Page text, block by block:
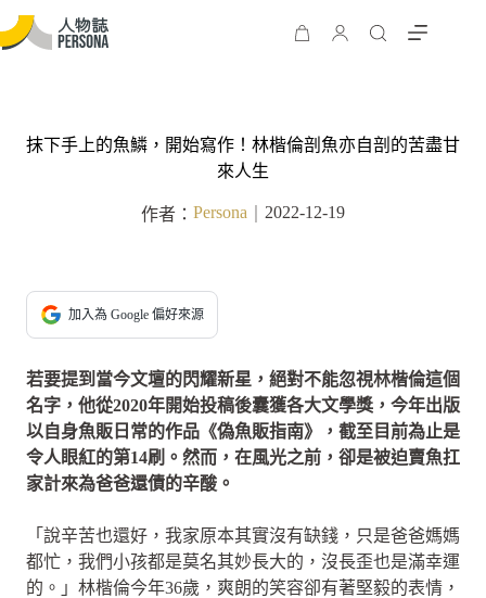
抹下手上的魚鱗，開始寫作！林楷倫剖魚亦自剖的苦盡甘
來人生
作者： Persona 2022-12-19
加入為 Google 偏好來源
若要提到當今文壇的閃耀新星，絕對不能忽視林楷倫這個
名字，他從2020年開始投稿後囊獲各大文學獎，今年出版
以自身魚販日常的作品《偽魚販指南》，截至目前為止是
令人眼紅的第14刷。然而，在風光之前，卻是被迫賣魚扛
家計來為爸爸還債的辛酸。
「說辛苦也還好，我家原本其實沒有缺錢，只是爸爸媽媽
都忙，我們小孩都是莫名其妙長大的，沒長歪也是滿幸運
的。」林楷倫今年36歲，爽朗的笑容卻有著堅毅的表情，